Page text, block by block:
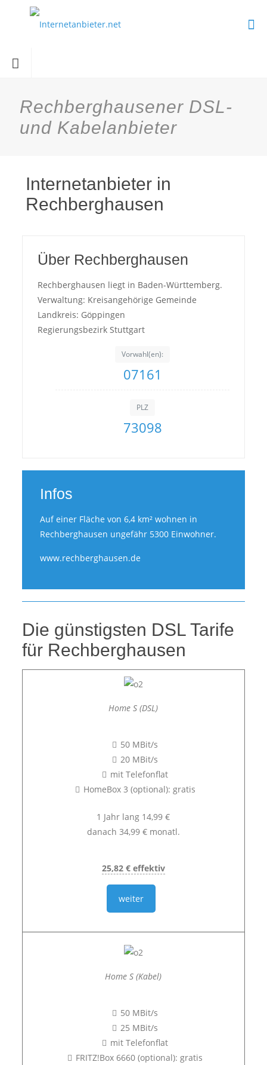
Rechberghausener DSL-
und Kabelanbieter
Internetanbieter in
Rechberghausen
Über Rechberghausen
Rechberghausen liegt in Baden-Württemberg.
Verwaltung: Kreisangehörige Gemeinde
Landkreis: Göppingen
Regierungsbezirk Stuttgart
Vorwahl(en):
07161
PLZ
73098
Infos
Auf einer Fläche von 6,4 km² wohnen in
Rechberghausen ungefähr 5300 Einwohner.
www.rechberghausen.de
Die günstigsten DSL Tarife
für Rechberghausen
Home S (DSL)
50 MBit/s
20 MBit/s
mit Telefonflat
HomeBox 3 (optional): gratis
1 Jahr lang 14,99 €
danach 34,99 € monatl.
25,82 € effektiv
weiter
Home S (Kabel)
50 MBit/s
25 MBit/s
mit Telefonflat
FRITZ!Box 6660 (optional): gratis